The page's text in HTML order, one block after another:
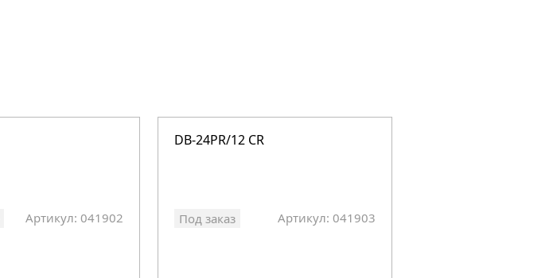
Артикул: 041902
DB-24PR/12 CR
Под заказ Артикул: 041903